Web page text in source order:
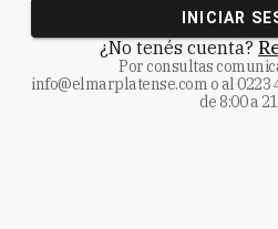
INICIAR
¿No tenés cuenta?
Por consultas
info@elmarplatense.como al0223
de 8:00 a